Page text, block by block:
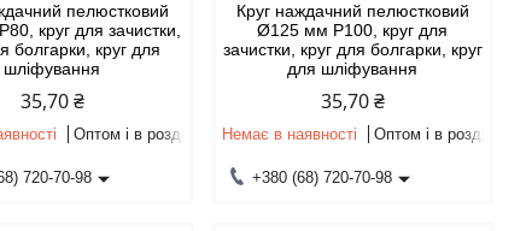
пелюстковий
круг для зачистки,
болгарки, круг для
шліфування
35,70 ₴
Оптом і в роздріб
720-70-98
Круг наждачний пелюстковий
Ø125 мм Р100, круг для
зачистки, круг для болгарки, круг
для шліфування
35,70 ₴
Немає в наявності Оптом і в роздріб
+380 (68) 720-70-98